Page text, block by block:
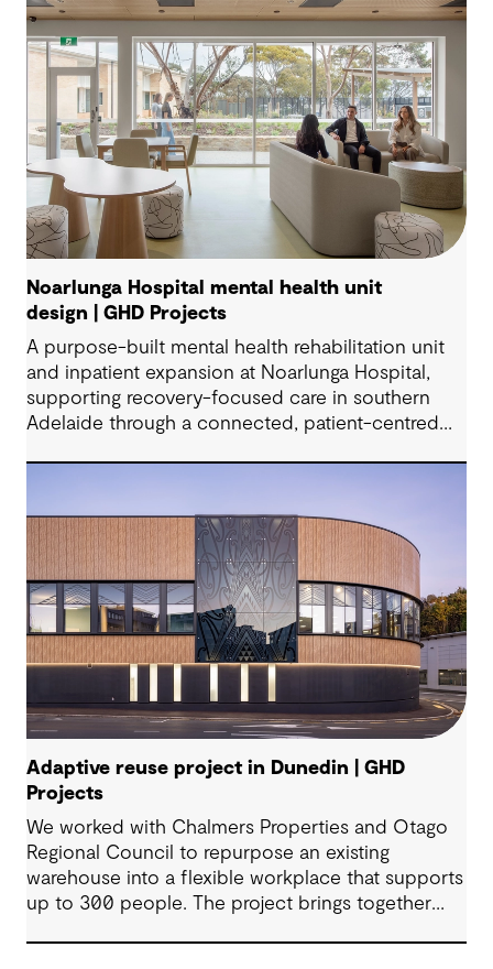
Noarlunga Hospital mental health unit
design | GHD Projects
A purpose-built mental health rehabilitation unit
and inpatient expansion at Noarlunga Hospital,
supporting recovery-focused care in southern
Adelaide through a connected, patient-centred
Adaptive reuse project in Dunedin | GHD
Projects
We worked with Chalmers Properties and Otago
Regional Council to repurpose an existing
warehouse into a flexible workplace that supports
up to 300 people. The project brings together